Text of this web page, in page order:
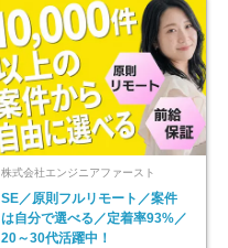
株式会社エンジニアファースト
SE／原則フルリモート／案件
は自分で選べる／定着率93%／
20～30代活躍中！